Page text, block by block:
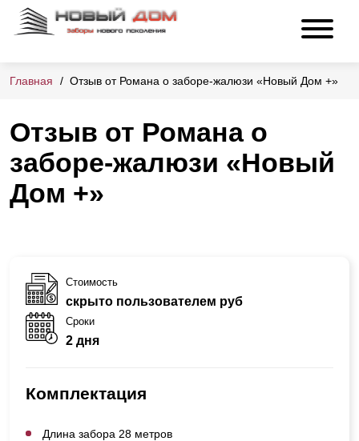
Главная Отзыв от Романа о заборе-жалюзи «Новый Дом +»
Отзыв от Романа о
заборе-жалюзи «Новый
Дом +»
Стоимость
скрыто пользователем руб
Сроки
2 дня
Комплектация
Длина забора 28 метров